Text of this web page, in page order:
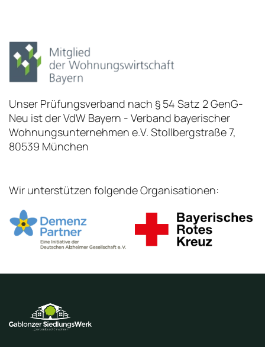
Unser Prüfungsverband nach § 54 Satz 2 GenG-
Neu ist der VdW Bayern - Verband bayerischer
Wohnungsunternehmen e.V. Stollbergstraße 7,
80539 München
Wir unterstützen folgende Organisationen: